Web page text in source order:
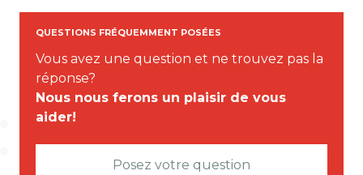
QUESTIONS FRÉQUEMMENT POSÉES
Vous avez une question et ne trouvez pas la
réponse?
Nous nous ferons un plaisir de vous
aider!
Posez votre question